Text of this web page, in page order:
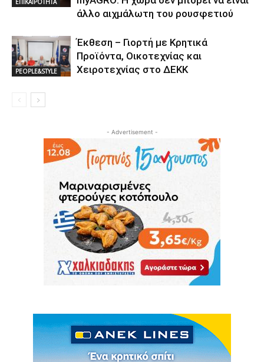
άλλο αιχμάλωτη του ρουσφετιού
PEOPLE&STYLE
Έκθεση – Γιορτή με Κρητικά
Προϊόντα, Οικοτεχνίας και
Χειροτεχνίας στο ΔΕΚΚ
- Advertisement -